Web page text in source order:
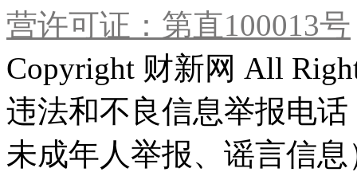
营许可证：第直100013号
Copyright 财新网 All
违法和不良信息举报电
未成年人举报、谣言信